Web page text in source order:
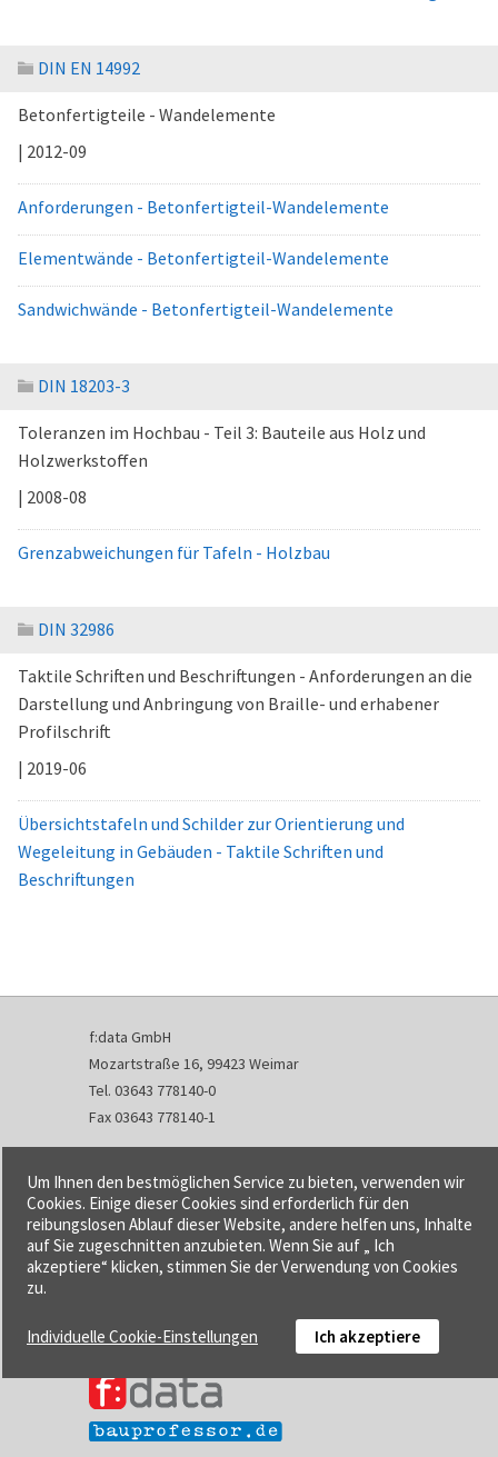
DIN EN 14992
Betonfertigteile - Wandelemente
| 2012-09
Anforderungen - Betonfertigteil-Wandelemente
Elementwände - Betonfertigteil-Wandelemente
Sandwichwände - Betonfertigteil-Wandelemente
DIN 18203-3
Toleranzen im Hochbau - Teil 3: Bauteile aus Holz und
Holzwerkstoffen
| 2008-08
Grenzabweichungen für Tafeln - Holzbau
DIN 32986
Taktile Schriften und Beschriftungen - Anforderungen an die
Darstellung und Anbringung von Braille- und erhabener
Profilschrift
| 2019-06
Übersichtstafeln und Schilder zur Orientierung und
Wegeleitung in Gebäuden - Taktile Schriften und
Beschriftungen
f:data GmbH
Mozartstraße 16, 99423 Weimar
Tel. 03643 778140-0
Fax 03643 778140-1
info@fdata.de
Kontakt
Impressum
Datenschutzerklärung
Urheberrecht und Haftung
Cookie-Einstellungen
Um Ihnen den bestmöglichen Service zu bieten, verwenden wir
Cookies. Einige dieser Cookies sind erforderlich für den
reibungslosen Ablauf dieser Website, andere helfen uns, Inhalte
auf Sie zugeschnitten anzubieten. Wenn Sie auf „ Ich
akzeptiere“ klicken, stimmen Sie der Verwendung von Cookies
zu.
Individuelle Cookie-Einstellungen Ich akzeptiere